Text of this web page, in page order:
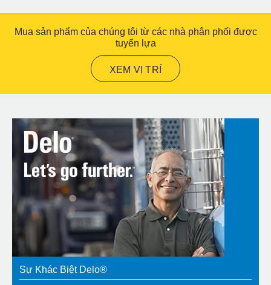
Mua sản phẩm của chúng tôi từ các nhà phân phối được
tuyển lựa
XEM VỊ TRÍ
Sự Khác Biệt Delo®